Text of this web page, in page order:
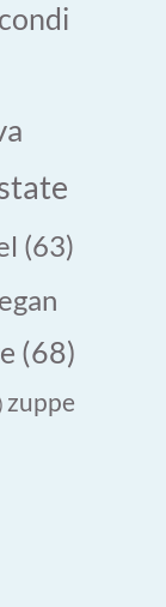
(63)
(68)
zuppe